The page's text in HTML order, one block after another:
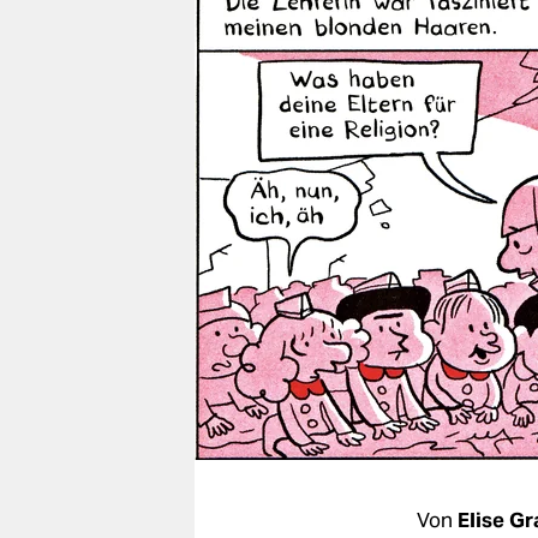
nord
wahrheit
verlag
verlag
veranstaltungen
shop
fragen & hilfe
unterstützen
abo
Von Elise